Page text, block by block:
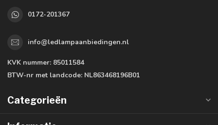
0172-201367
info@ledlampaanbiedingen.nl
KVK nummer: 85011584
BTW-nr met landcode: NL863468196B01
Categorieën